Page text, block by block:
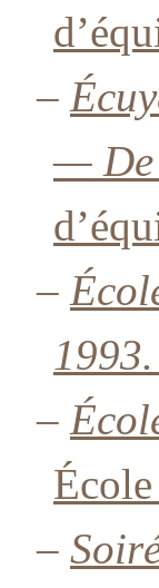
–
— De
–
1993.
–
–